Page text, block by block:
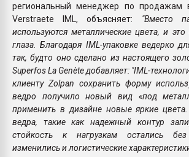
региональный менеджер по продажам
Verstraete IML, объясняет: "Вместо
используются металлические цвета, и это
глаза. Благодаря IML-упаковке ведерко
так, будто оно сделано из настоящего
Superfos La Genète добавляет: "IML-
клиенту Zolpan сохранить форму
ведро получило новый вид «под
применить в дизайне новые яркие
ведра, такие как надежный контур
стойкость к нагрузкам остались
изменились и логистические